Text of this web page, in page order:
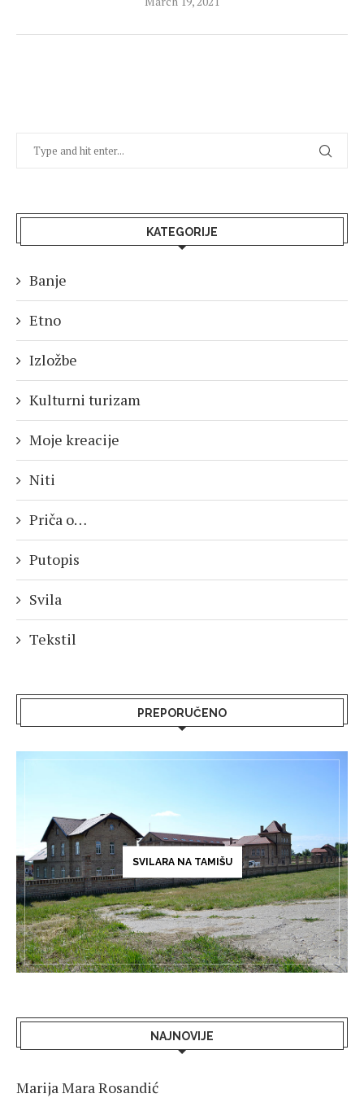
KATEGORIJE
Banje
Etno
Izložbe
Kulturni turizam
Moje kreacije
Niti
Priča o…
Putopis
Svila
Tekstil
PREPORUČENO
SVILARA NA TAMIŠU
NAJNOVIJE
Marija Mara Rosandić